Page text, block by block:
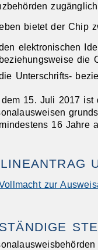
bietet der Chip
elektronischen
beziehungsweise die
Unterschrifts-
15. Juli 2017 ist
16 Jahre
zur